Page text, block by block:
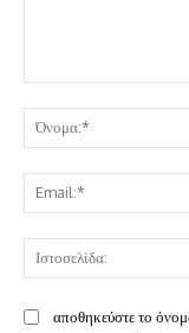
αποθηκεύστε το